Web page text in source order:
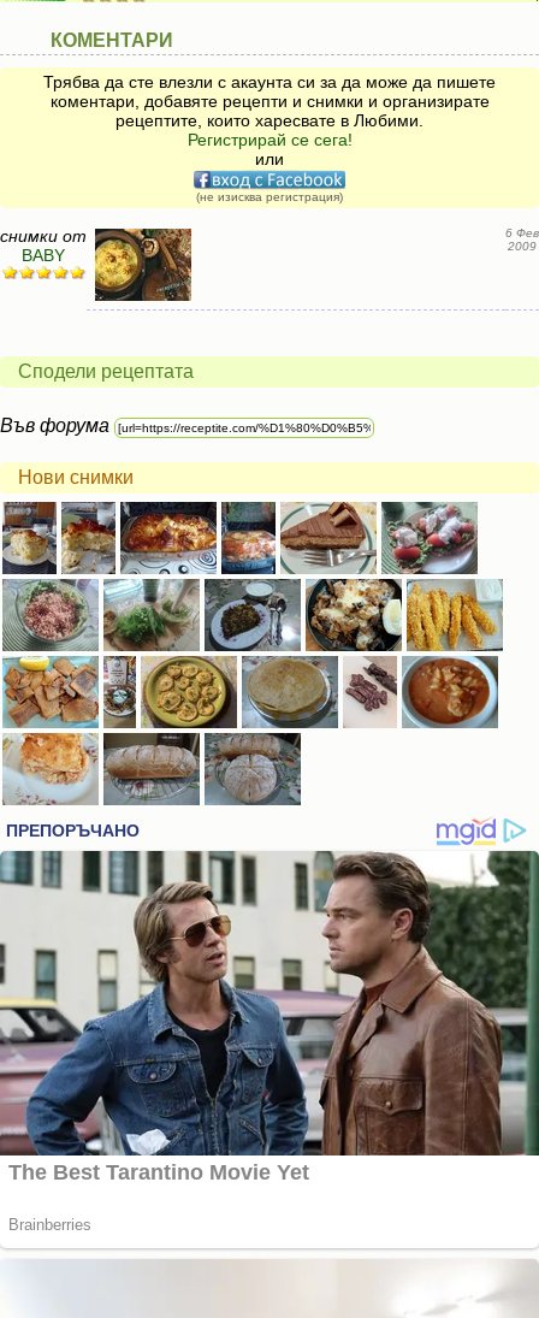
КОМЕНТАРИ
Трябва да сте влезли с акаунта си за да може да пишете
коментари, добавяте рецепти и снимки и организирате
рецептите, които харесвате в Любими.
Регистрирай се сега!
или
(не изисква регистрация)
снимки от
BABY
6 Фев
2009
Сподели рецептата
Във форума
Нови снимки